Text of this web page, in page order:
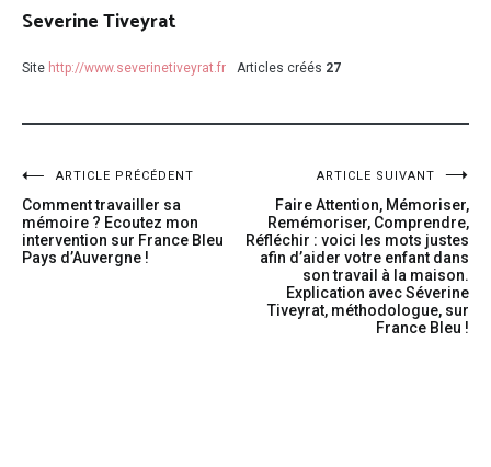
Severine Tiveyrat
Site http://www.severinetiveyrat.fr Articles créés 27
ARTICLE PRÉCÉDENT
Comment travailler sa
mémoire ? Ecoutez mon
intervention sur France Bleu
Pays d’Auvergne !
ARTICLE SUIVANT
Faire Attention, Mémoriser,
Remémoriser, Comprendre,
Réfléchir : voici les mots justes
afin d’aider votre enfant dans
son travail à la maison.
Explication avec Séverine
Tiveyrat, méthodologue, sur
France Bleu !